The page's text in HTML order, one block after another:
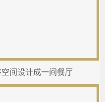
间设计成一间餐厅